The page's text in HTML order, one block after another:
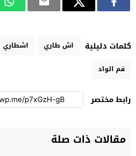
كلمات دليلية اش طاري اشطاري
فم الواد
رابط مختصر
مقالات ذات صلة